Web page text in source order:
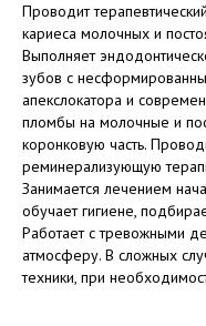
Проводит
кариеса молочных и
Выполняет
зубов с
апекслокатора и
пломбы на молочные и
коронковую часть.
реминерализующую
Занимается лечением
обучает гигиене,
Работает с тревожными
атмосферу. В сложных
техники, при